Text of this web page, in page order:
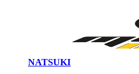
NATSUKI